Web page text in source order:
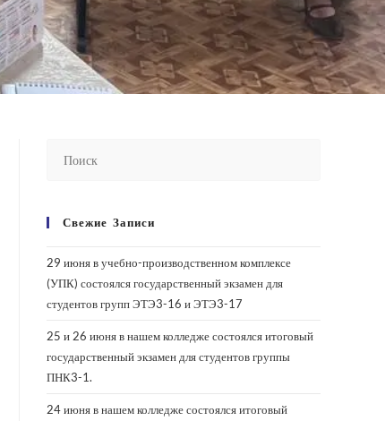
Свежие Записи
29 июня в учебно-производственном комплексе
(УПК) состоялся государственный экзамен для
студентов групп ЭТЭ3-16 и ЭТЭ3-17
25 и 26 июня в нашем колледже состоялся итоговый
государственный экзамен для студентов группы
ПНК3-1.
24 июня в нашем колледже состоялся итоговый